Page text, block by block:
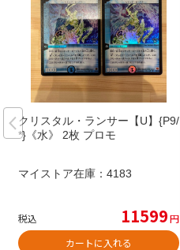
クリスタル・ランサー【U】{P9/
*}《水》 2枚 プロモ
マイストア在庫： 4183
税込 11599円
カートに入れる